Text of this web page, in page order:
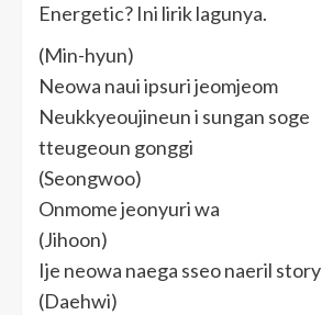
Energetic? Ini lirik lagunya.
(Min-hyun)
Neowa naui ipsuri jeomjeom
Neukkyeoujineun i sungan soge
tteugeoun gonggi
(Seongwoo)
Onmome jeonyuri wa
(Jihoon)
Ije neowa naega sseo naeril story
(Daehwi)